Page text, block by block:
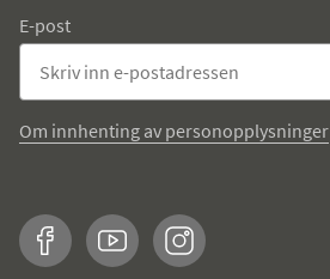
E-post
Om innhenting av personopplysninger
FacebookYouTubeInstagram